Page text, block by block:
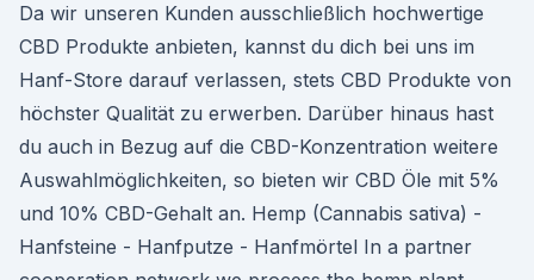
Da wir unseren Kunden ausschließlich hochwertige
CBD Produkte anbieten, kannst du dich bei uns im
Hanf-Store darauf verlassen, stets CBD Produkte von
höchster Qualität zu erwerben. Darüber hinaus hast
du auch in Bezug auf die CBD-Konzentration weitere
Auswahlmöglichkeiten, so bieten wir CBD Öle mit 5%
und 10% CBD-Gehalt an. Hemp (Cannabis sativa) -
Hanfsteine - Hanfputze - Hanfmörtel In a partner